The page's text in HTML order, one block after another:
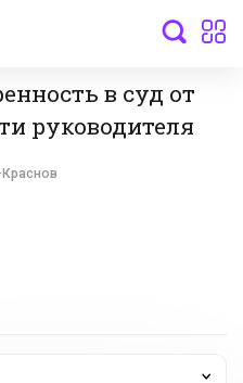
в суд от
руководителя